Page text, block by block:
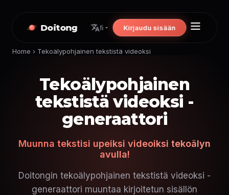
Doitong fi Kirjaudu sisään
Home › Tekoälypohjainen tekstistä videoksi
Tekoälypohjainen
tekstistä videoksi -
generaattori
Muunna tekstisi upeiksi videoiksi tekoälyn
avulla!
Doitongin tekoälypohjainen tekstistä videoksi -
generaattori muuntaa kirjoitetun sisällön